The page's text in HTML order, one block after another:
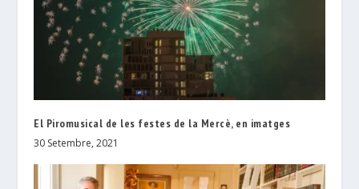
El Piromusical de les festes de la Mercè, en imatges
30 Setembre, 2021